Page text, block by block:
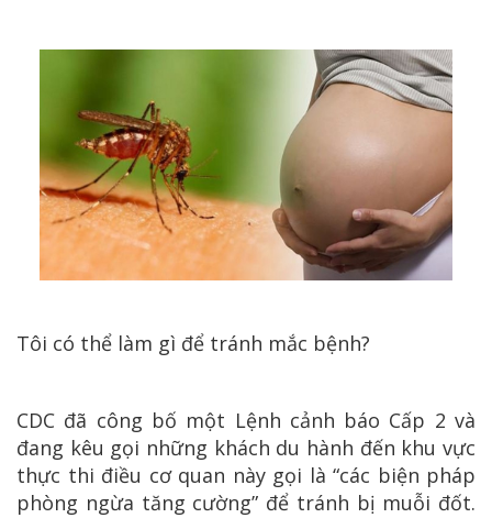
Tôi có thể làm gì để tránh mắc bệnh?
CDC đã công bố một Lệnh cảnh báo Cấp 2 và
đang kêu gọi những khách du hành đến khu vực
thực thi điều cơ quan này gọi là “các biện pháp
phòng ngừa tăng cường” để tránh bị muỗi đốt.